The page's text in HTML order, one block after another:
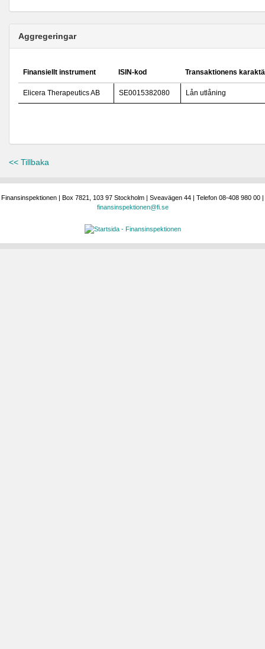
Aggregeringar
Finansiellt instrument ISIN-kod Transaktionens
Elicera Therapeutics AB SE0015382080 Lån utlåning
<< Tillbaka
Finansinspektionen | Box 7821, 103 97 Stockholm | Sveavägen 44 | Telefon 08-408 980 00 |
finansinspektionen@fi.se